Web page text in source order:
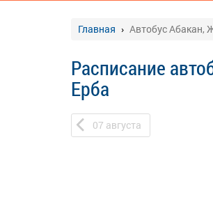
Главная Автобус Абакан,
Расписание
Ерба
07 августа